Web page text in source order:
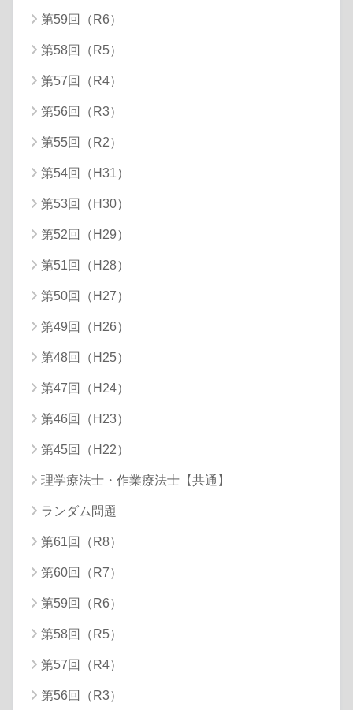
第59回（R6）
第58回（R5）
第57回（R4）
第56回（R3）
第55回（R2）
第54回（H31）
第53回（H30）
第52回（H29）
第51回（H28）
第50回（H27）
第49回（H26）
第48回（H25）
第47回（H24）
第46回（H23）
第45回（H22）
理学療法士・作業療法士【共通】
ランダム問題
第61回（R8）
第60回（R7）
第59回（R6）
第58回（R5）
第57回（R4）
第56回（R3）